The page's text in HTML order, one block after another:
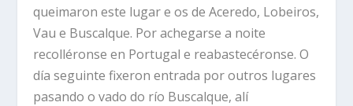
queimaron este lugar e os de Aceredo, Lobeiros,
Vau e Buscalque. Por achegarse a noite
recolléronse en Portugal e reabastecéronse. O
día seguinte fixeron entrada por outros lugares
pasando o vado do río Buscalque, alí